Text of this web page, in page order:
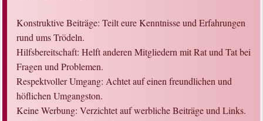
Konstruktive Beiträge: Teilt eure Kenntnisse und Erfahrungen
rund ums Trödeln.
Hilfsbereitschaft: Helft anderen Mitgliedern mit Rat und Tat bei
Fragen und Problemen.
Respektvoller Umgang: Achtet auf einen freundlichen und
höflichen Umgangston.
Keine Werbung: Verzichtet auf werbliche Beiträge und Links.